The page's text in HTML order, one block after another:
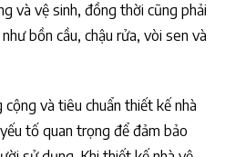
và vệ sinh, đồng thời cũng phải
bồn cầu, chậu rửa, vòi sen và
và tiêu chuẩn thiết kế nhà
tố quan trọng để đảm bảo